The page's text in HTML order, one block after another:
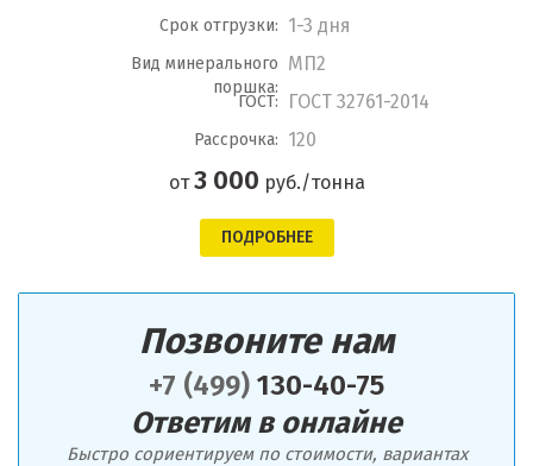
Срок отгрузки: 1-3 дня
Вид минерального
поршка:
МП2
ГОСТ: ГОСТ 32761-2014
Рассрочка: 120
от3 000 руб./тонна
ПОДРОБНЕЕ
Позвоните нам
+7 (499) 130-40-75
Ответим в онлайне
Быстро сориентируем по стоимости, вариантах